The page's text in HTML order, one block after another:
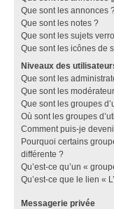
Que sont les annonces
Que sont les notes ?
Que sont les sujets
Que sont les icônes de
Niveaux des
Que sont les
Que sont les
Que sont les groupes
Où sont les groupes
Comment puis-je
Pourquoi certains
différente ?
Qu’est-ce qu’un «
Qu’est-ce que le lien «
Messagerie privée